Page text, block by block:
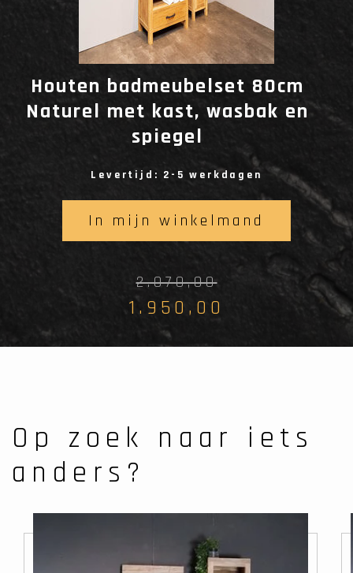
Houten badmeubelset 80cm
Naturel met kast, wasbak en
spiegel
Levertijd: 2-5 werkdagen
In mijn winkelmand
2.070,00
1.950,00
Op zoek naar iets
anders?